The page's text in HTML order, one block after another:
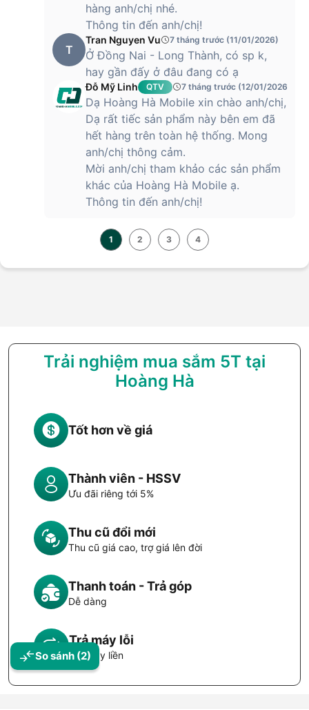
So sánh (2)
hàng anh/chị nhé.
Thông tin đến anh/chị!
T
Tran Nguyen Vu 7 tháng trước (11/01/2026)
Ở Đồng Nai - Long Thành, có sp k,
hay gần đấy ở đâu đang có ạ
Đỗ Mỹ Linh QTV 7 tháng trước (12/01/2026)
Dạ Hoàng Hà Mobile xin chào anh/chị,
Dạ rất tiếc sản phẩm này bên em đã
hết hàng trên toàn hệ thống. Mong
anh/chị thông cảm.
Mời anh/chị tham khảo các sản phẩm
khác của Hoàng Hà Mobile ạ.
Thông tin đến anh/chị!
1 2 3 4
Trải nghiệm mua sắm 5T tại
Hoàng Hà
Tốt hơn về giá
Thành viên - HSSV
Ưu đãi riêng tới 5%
Thu cũ đổi mới
Thu cũ giá cao, trợ giá lên đời
Thanh toán - Trả góp
Dễ dàng
Trả máy lỗi
Đổi máy liền